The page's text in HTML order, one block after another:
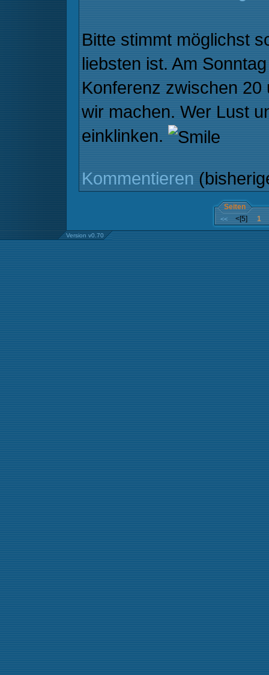
Bitte stimmt möglichst
liebsten ist. Am
Konferenz zwischen
wir machen. Wer Lust
einklinken.
Kommentieren
Seiten
<< <[5] 1
Version v0.70